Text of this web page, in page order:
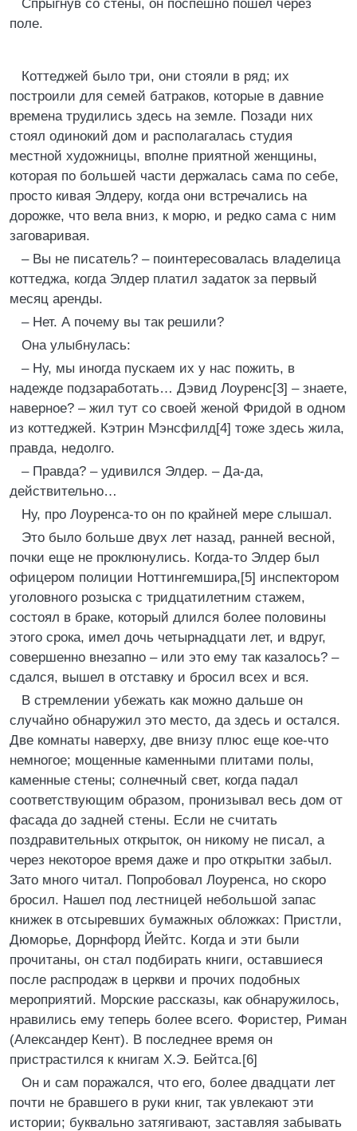
Спрыгнув со стены, он поспешно пошел через
поле.
Коттеджей было три, они стояли в ряд; их
построили для семей батраков, которые в давние
времена трудились здесь на земле. Позади них
стоял одинокий дом и располагалась студия
местной художницы, вполне приятной женщины,
которая по большей части держалась сама по себе,
просто кивая Элдеру, когда они встречались на
дорожке, что вела вниз, к морю, и редко сама с ним
заговаривая.
– Вы не писатель? – поинтересовалась владелица
коттеджа, когда Элдер платил задаток за первый
месяц аренды.
– Нет. А почему вы так решили?
Она улыбнулась:
– Ну, мы иногда пускаем их у нас пожить, в
надежде подзаработать… Дэвид Лоуренс[3] – знаете,
наверное? – жил тут со своей женой Фридой в одном
из коттеджей. Кэтрин Мэнсфилд[4] тоже здесь жила,
правда, недолго.
– Правда? – удивился Элдер. – Да-да,
действительно…
Ну, про Лоуренса-то он по крайней мере слышал.
Это было больше двух лет назад, ранней весной,
почки еще не проклюнулись. Когда-то Элдер был
офицером полиции Ноттингемшира,[5] инспектором
уголовного розыска с тридцатилетним стажем,
состоял в браке, который длился более половины
этого срока, имел дочь четырнадцати лет, и вдруг,
совершенно внезапно – или это ему так казалось? –
сдался, вышел в отставку и бросил всех и вся.
В стремлении убежать как можно дальше он
случайно обнаружил это место, да здесь и остался.
Две комнаты наверху, две внизу плюс еще кое-что
немногое; мощенные каменными плитами полы,
каменные стены; солнечный свет, когда падал
соответствующим образом, пронизывал весь дом от
фасада до задней стены. Если не считать
поздравительных открыток, он никому не писал, а
через некоторое время даже и про открытки забыл.
Зато много читал. Попробовал Лоуренса, но скоро
бросил. Нашел под лестницей небольшой запас
книжек в отсыревших бумажных обложках: Пристли,
Дюморье, Дорнфорд Йейтс. Когда и эти были
прочитаны, он стал подбирать книги, оставшиеся
после распродаж в церкви и прочих подобных
мероприятий. Морские рассказы, как обнаружилось,
нравились ему теперь более всего. Фористер, Риман
(Александер Кент). В последнее время он
пристрастился к книгам Х.Э. Бейтса.[6]
Он и сам поражался, что его, более двадцати лет
почти не бравшего в руки книг, так увлекают эти
истории; буквально затягивают, заставляя забывать